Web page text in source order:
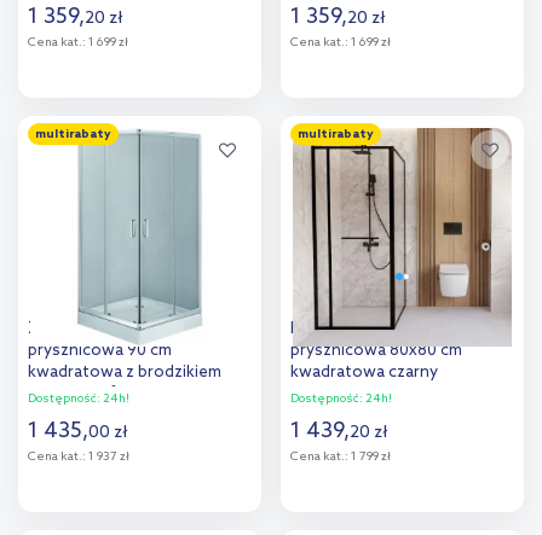
1 359,20 zł
Cena kat.: 1 699 zł
Dodaj do
1 359,20 zł
Cena kat.: 1 699 zł
Dodaj do
porównania
multirabaty
Zestaw Deante Funkia kabina
prysznicowa 90 cm
kwadratowa z brodzikiem
Corner i syfonem
(KYC041K, KTC041B,
NHC025C)
Dostępność: 24h!
1 435,00 zł
Cena kat.: 1 937 zł
multirabaty
Deante Square kabina
prysznicowa 80x80 cm
kwadratowa czarny
mat/szkło przezroczyste
Dostępność: 24h!
1 439,20 zł
Cena kat.: 1 799 zł